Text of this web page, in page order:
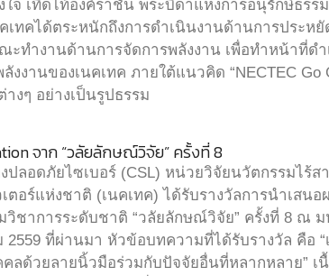
จ เทิดไท้องค์ราชัน พระบิดาแห่งการอนุรักษ์ธร
ทคได้ตระหนักถึงการดำเนินงานด้านการประหยั
ทำงานด้านการจัดการพลังงาน เพื่อทำหน้าที่ด
งานของเนคเทค ภายใต้แนวคิด “NECTEC Go
งๆ อย่างเป็นรูปธรรม
จาก “วลัยลักษณ์วิจัย” ครั้งที่ 8
ลอดภัยไซเบอร์ (CSL) หน่วยวิจัยนวัตกรรมไร้ส
อร์แห่งชาติ (เนคเทค) ได้รับรางวัลการนำเสนอ
วิชาการระดับชาติ “วลัยลักษณ์วิจัย” ครั้งที่ 8 ณ
ที่ผ่านมา หัวข้อบทความที่ได้รับรางวัล คือ
ด้วยลายนิ้วมือร่วมกับปัจจัยอื่นที่หลากหลาย” เ